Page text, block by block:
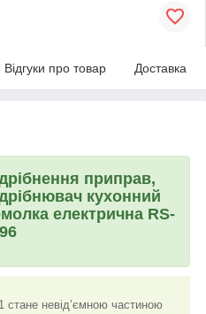
Відгуки про товар Доставка
приправ,
кухонний
електрична RS-
96
стане невід’ємною частиною